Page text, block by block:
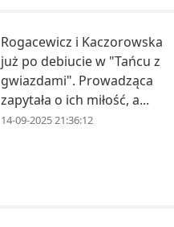
Rogacewicz i Kaczorowska
już po debiucie w "Tańcu z
gwiazdami". Prowadząca
zapytała o ich miłość, a...
14-09-2025 21:36:12